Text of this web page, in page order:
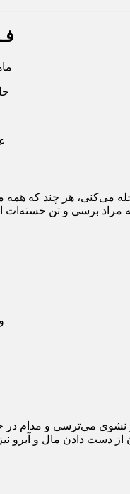
می‌کنی، هر چند که
برسی و تن خسته‌ات
نشوی می‌ترسی و مدام
دست دادن مال و آبرو